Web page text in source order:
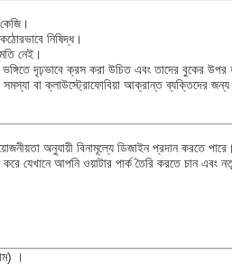
নিষিদ্ধ।
নেই।
ভঙ্গিতে দৃঢ়ভাবে ক্রস করা উচিত এবং তাদের বুকের
সমস্যা বা ক্লাউস্ট্রোফোবিয়া আক্রান্ত ব্যক্তিদের
অনুযায়ী বিনামূল্যে ডিজাইন প্রদান করতে পারে।
যেখানে আপনি ওয়াটার পার্ক তৈরি করতে চান
।